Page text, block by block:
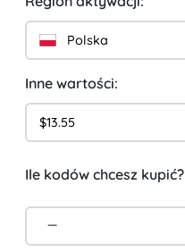
Polska
Inne wartości:
$13.55
Ile kodów chcesz kupić?